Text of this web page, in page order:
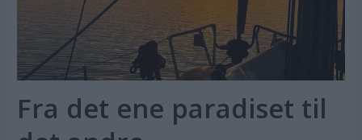
Fra det ene paradiset til